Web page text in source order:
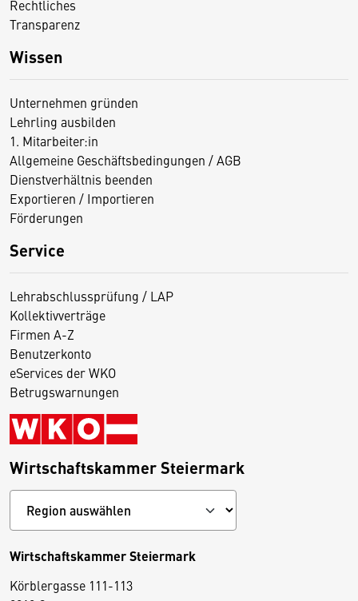
Rechtliches
Transparenz
Wissen
Unternehmen gründen
Lehrling ausbilden
1. Mitarbeiter:in
Allgemeine Geschäftsbedingungen / AGB
Dienstverhältnis beenden
Exportieren / Importieren
Förderungen
Service
Lehrabschlussprüfung / LAP
Kollektivverträge
Firmen A-Z
Benutzerkonto
eServices der WKO
Betrugswarnungen
Wirtschaftskammer Steiermark
Wirtschaftskammer Steiermark
Körblergasse 111-113
D